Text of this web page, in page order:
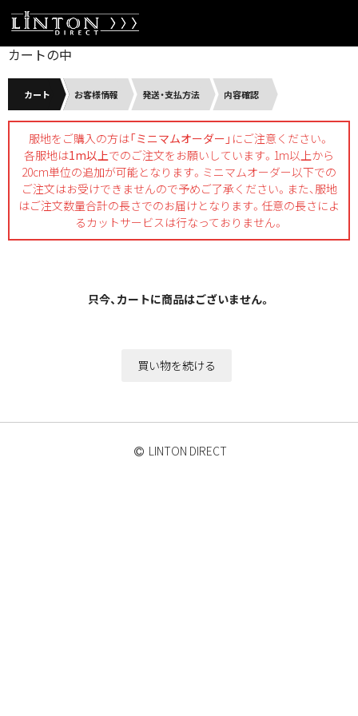
カートの中
カート お客様情報 発送・支払方法 内容確認
服地をご購入の方は「ミニマムオーダー」 にご注意ください。
各服地は1m以上でのご注文をお願いしています。1m以上から
20cm単位の追加が可能となります。ミニマムオーダー以下での
ご注文はお受けできませんので予めご了承ください。また、服地
はご注文数量合計の長さでのお届けとなります。任意の長さによ
るカットサービスは行なっておりません。
只今、カートに商品はございません。
LINTON DIRECT